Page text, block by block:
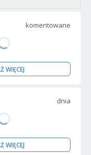
komentowane
WIĘCEJ
dnia
WIĘCEJ